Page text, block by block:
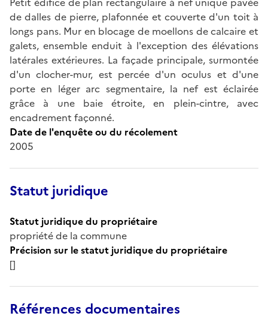
de dalles de pierre, plafonnée et couverte d'un toit à
longs pans. Mur en blocage de moellons de calcaire et
galets, ensemble enduit à l'exception des élévations
latérales extérieures. La façade principale, surmontée
d'un clocher-mur, est percée d'un oculus et d'une
porte en léger arc segmentaire, la nef est éclairée
grâce à une baie étroite, en plein-cintre, avec
encadrement façonné.
Date de l'enquête ou du récolement
2005
Statut juridique
Statut juridique du propriétaire
propriété de la commune
Précision sur le statut juridique du propriétaire
[]
Références documentaires